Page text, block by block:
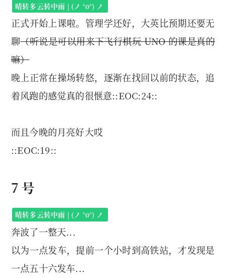
晴转多云转中雨 | (ノ °ο°) ノ
正式开始上课啦。管理学还好，大英比预期还要无
聊（听说是可以用来下飞行棋玩 UNO 的课是真的
嘛）
晚上正常在操场转悠，逐渐在找回以前的状态，追
着风跑的感觉真的很惬意::EOC:24::
而且今晚的月亮好大哎
::EOC:19::
7 号
晴转多云转中雨 | (ノ °ο°) ノ
奔波了一整天...
以为一点发车，提前一个小时到高铁站，才发现是
一点五十六发车...